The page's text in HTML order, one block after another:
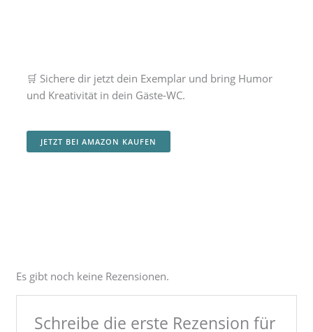
🛒 Sichere dir jetzt dein Exemplar und bring Humor
und Kreativität in dein Gäste-WC.
JETZT BEI AMAZON KAUFEN
Es gibt noch keine Rezensionen.
Schreibe die erste Rezension für